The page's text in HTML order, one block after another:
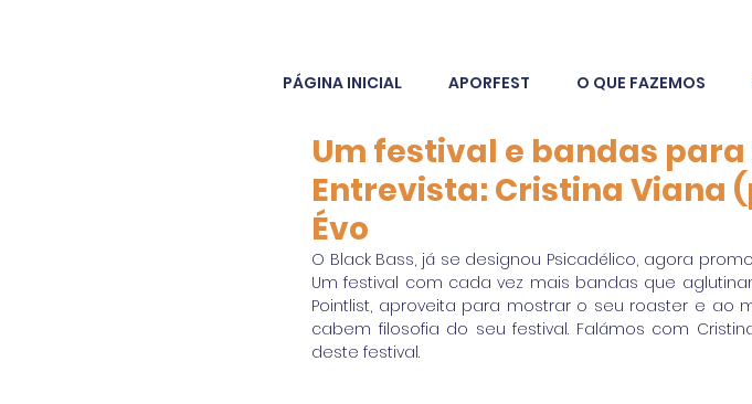
PÁGINA INICIAL APORFEST O QUE FAZEMOS
Um festival e bandas
Entrevista: Cristina Viana
Évo
O Black Bass, já se designou Psicadélico, agora
Um festival com cada vez mais bandas que
Pointlist, aproveita para mostrar o seu roaster e
cabem filosofia do seu festival. Falámos com
deste festival.